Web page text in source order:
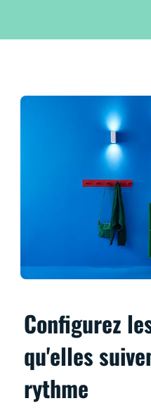
Configurez
qu'elles
rythme